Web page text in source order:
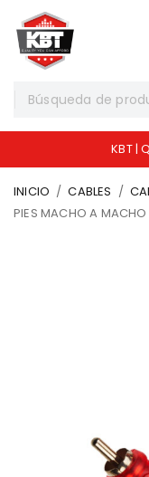
KBT |
INICIO / CABLES /
PIES MACHO A MACHO